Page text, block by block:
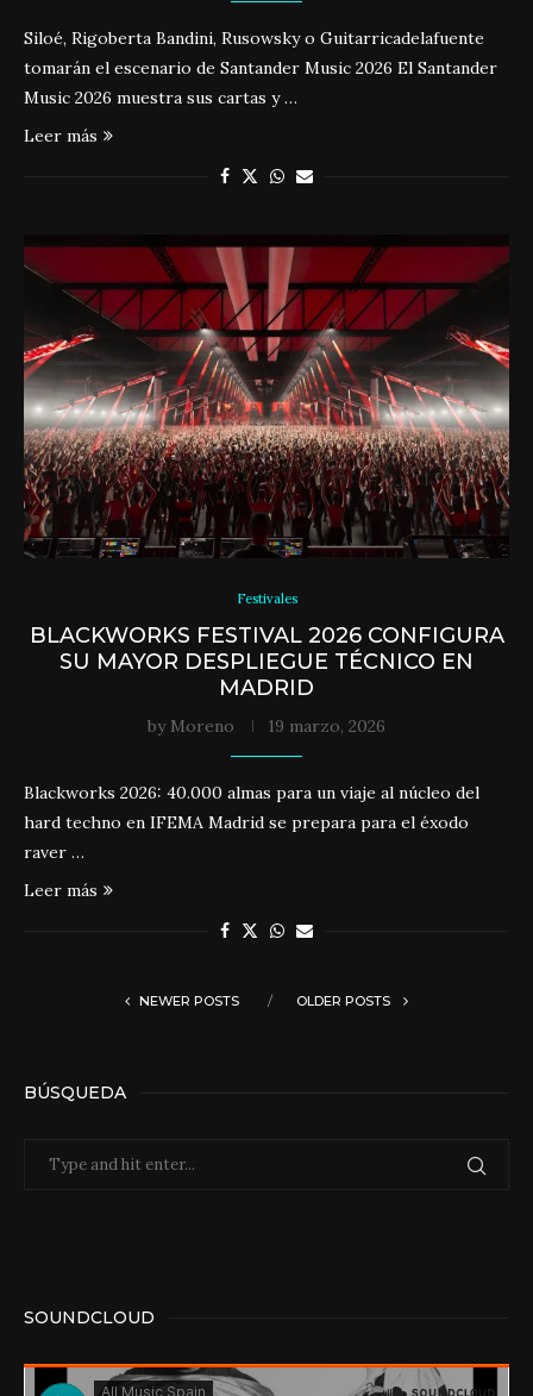
Siloé, Rigoberta Bandini, Rusowsky o Guitarricadelafuente
tomarán el escenario de Santander Music 2026 El Santander
Music 2026 muestra sus cartas y …
Leer más
Festivales
BLACKWORKS FESTIVAL 2026 CONFIGURA
SU MAYOR DESPLIEGUE TÉCNICO EN
MADRID
by Moreno 19 marzo, 2026
Blackworks 2026: 40.000 almas para un viaje al núcleo del
hard techno en IFEMA Madrid se prepara para el éxodo
raver …
Leer más
NEWER POSTS OLDER POSTS
BÚSQUEDA
SOUNDCLOUD